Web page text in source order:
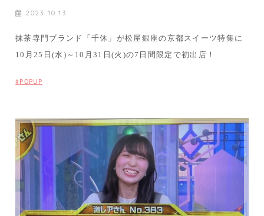
2023.10.13
抹茶専門ブランド「千休」が松屋銀座の京都スイーツ特集に
10月25日(水)～10月31日(火)の7日間限定で初出店！
POPUP